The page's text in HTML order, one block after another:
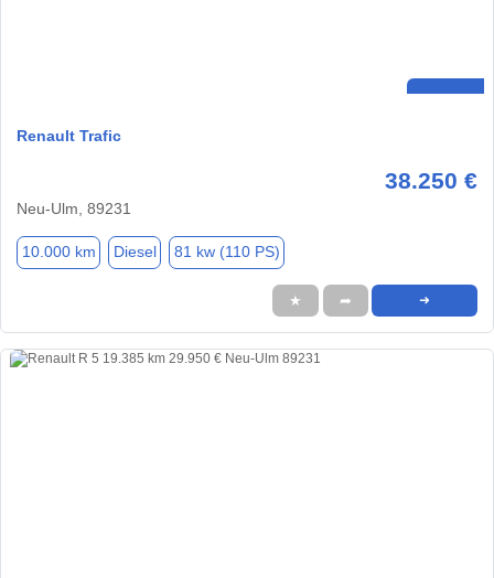
Renault Trafic
38.250 €
Neu-Ulm, 89231
10.000 km Diesel 81 kw (110 PS)
★ ➦ ➜